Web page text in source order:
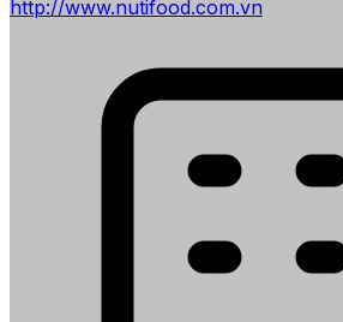
http://www.nutifood.com.vn